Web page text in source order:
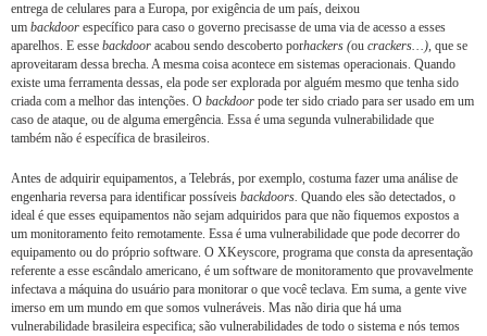
entrega de celulares para a Europa, por exigência de um país, deixou
um backdoor específico para caso o governo precisasse de uma via de acesso a esses
aparelhos. E esse backdoor acabou sendo descoberto porhackers (ou crackers…), que se
aproveitaram dessa brecha. A mesma coisa acontece em sistemas operacionais. Quando
existe uma ferramenta dessas, ela pode ser explorada por alguém mesmo que tenha sido
criada com a melhor das intenções. O backdoor pode ter sido criado para ser usado em um
caso de ataque, ou de alguma emergência. Essa é uma segunda vulnerabilidade que
também não é específica de brasileiros.
Antes de adquirir equipamentos, a Telebrás, por exemplo, costuma fazer uma análise de
engenharia reversa para identificar possíveis backdoors. Quando eles são detectados, o
ideal é que esses equipamentos não sejam adquiridos para que não fiquemos expostos a
um monitoramento feito remotamente. Essa é uma vulnerabilidade que pode decorrer do
equipamento ou do próprio software. O XKeyscore, programa que consta da apresentação
referente a esse escândalo americano, é um software de monitoramento que provavelmente
infectava a máquina do usuário para monitorar o que você teclava. Em suma, a gente vive
imerso em um mundo em que somos vulneráveis. Mas não diria que há uma
vulnerabilidade brasileira especifica; são vulnerabilidades de todo o sistema e nós temos